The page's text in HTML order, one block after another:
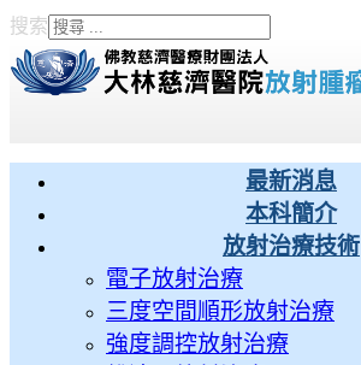
搜索
Type 2 or more characters
for results.
最新消息
本科簡介
放射治療技術
電子放射治療
三度空間順形放射治療
強度調控放射治療